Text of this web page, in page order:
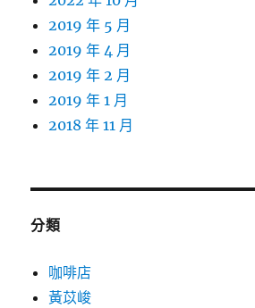
2019 年 5 月
2019 年 4 月
2019 年 2 月
2019 年 1 月
2018 年 11 月
分類
咖啡店
黃苡峻